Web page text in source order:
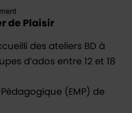
de Plaisir
des ateliers BD à
d’ados entre 12 et 18
(EMP) de